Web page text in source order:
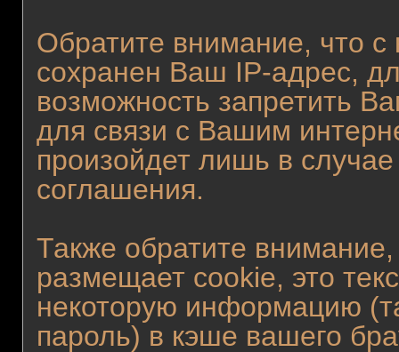
Обратите внимание, что
сохранен Ваш IP-адрес,
возможность запретить
для связи с Вашим
произойдет лишь в
соглашения.
Также обратите
размещает cookie, это
некоторую информацию
пароль) в кэше вашего